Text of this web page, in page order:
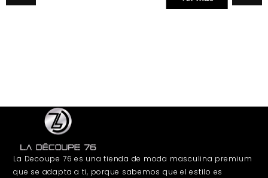
La Decoupe 76 es una tienda de moda masculina premium
que se adapta a ti, porque sabemos que el estilo es